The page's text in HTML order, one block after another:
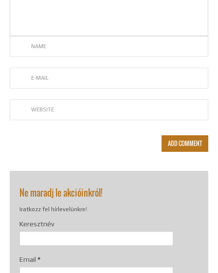
Ne maradj le akcióinkról!
Iratkozz fel hírlevelünkre!
Keresztnév
Email *